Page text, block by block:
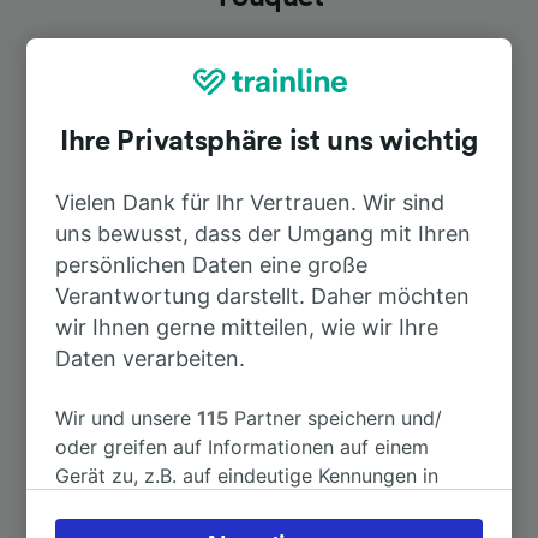
Nach Paris 2h 11min
Nach Paris Gare du Nord 2h 11min
Nach Calais Fréthun 41min
Nach Lille
Nach Calais 41min
Ihre Privatsphäre ist uns wichtig
Vielen Dank für Ihr Vertrauen. Wir sind
uns bewusst, dass der Umgang mit Ihren
persönlichen Daten eine große
Verantwortung darstellt. Daher möchten
wir Ihnen gerne mitteilen, wie wir Ihre
Daten verarbeiten.
Wir und unsere115 Partner speichern und/
oder greifen auf Informationen auf einem
Gerät zu, z.B. auf eindeutige Kennungen in
verarbeiten. Sie können Ihre Präferenzen